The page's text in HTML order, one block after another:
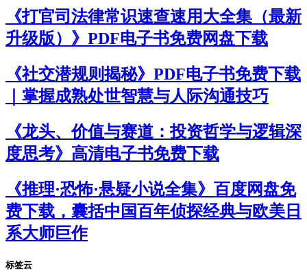
《打官司法律常识速查速用大全集（最新
升级版）》PDF电子书免费网盘下载
《社交潜规则揭秘》PDF电子书免费下载
｜掌握成熟处世智慧与人际沟通技巧
《龙头、价值与赛道：投资哲学与逻辑深
度思考》高清电子书免费下载
《推理·恐怖·悬疑小说全集》百度网盘免
费下载，囊括中国百年侦探经典与欧美日
系大师巨作
标签云